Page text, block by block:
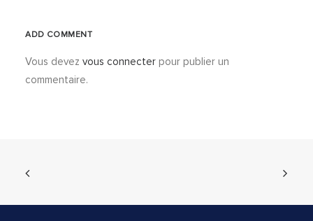
ADD COMMENT
Vous devez vous connecter pour publier un
commentaire.